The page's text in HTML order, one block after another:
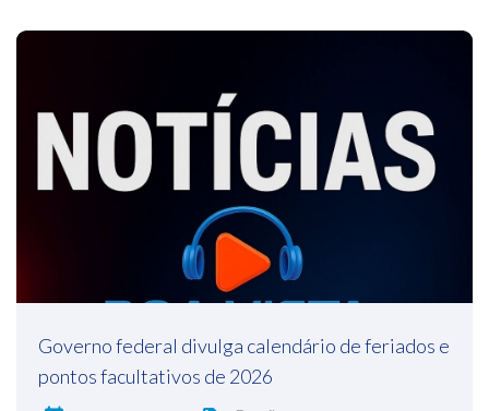
Governo federal divulga calendário de feriados e
pontos facultativos de 2026